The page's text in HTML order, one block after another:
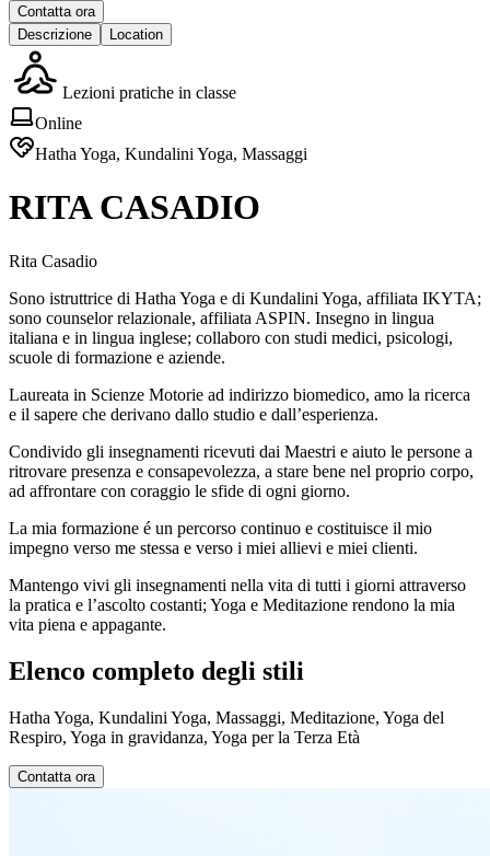
Contatta ora
Descrizione
Location
Lezioni pratiche in classe
Online
Hatha Yoga, Kundalini Yoga, Massaggi
RITA CASADIO
Rita Casadio
Sono istruttrice di Hatha Yoga e di Kundalini Yoga, affiliata IKYTA;
sono counselor relazionale, affiliata ASPIN. Insegno in lingua
italiana e in lingua inglese; collaboro con studi medici, psicologi,
scuole di formazione e aziende.
Laureata in Scienze Motorie ad indirizzo biomedico, amo la ricerca
e il sapere che derivano dallo studio e dall’esperienza.
Condivido gli insegnamenti ricevuti dai Maestri e aiuto le persone a
ritrovare presenza e consapevolezza, a stare bene nel proprio corpo,
ad affrontare con coraggio le sfide di ogni giorno.
La mia formazione é un percorso continuo e costituisce il mio
impegno verso me stessa e verso i miei allievi e miei clienti.
Mantengo vivi gli insegnamenti nella vita di tutti i giorni attraverso
la pratica e l’ascolto costanti; Yoga e Meditazione rendono la mia
vita piena e appagante.
Elenco completo degli stili
Hatha Yoga, Kundalini Yoga, Massaggi, Meditazione, Yoga del
Respiro, Yoga in gravidanza, Yoga per la Terza Età
Contatta ora